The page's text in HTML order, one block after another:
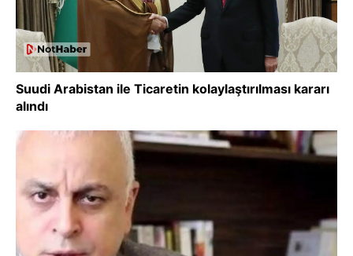
Suudi Arabistan ile Ticaretin kolaylaştırılması kararı
alındı